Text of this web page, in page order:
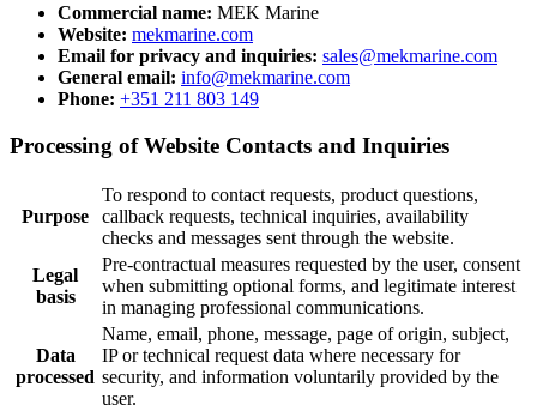
Commercial name: MEK Marine
Website: mekmarine.com
Email for privacy and inquiries: sales@mekmarine.com
General email: info@mekmarine.com
Phone: +351 211 803 149
Processing of Website Contacts and Inquiries
Purpose
To respond to contact requests, product questions,
callback requests, technical inquiries, availability
checks and messages sent through the website.
Legal
basis
Pre-contractual measures requested by the user, consent
when submitting optional forms, and legitimate interest
in managing professional communications.
Data
processed
Name, email, phone, message, page of origin, subject,
IP or technical request data where necessary for
security, and information voluntarily provided by the
user.